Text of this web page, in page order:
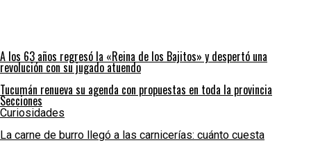
A los 63 años regresó la «Reina de los Bajitos» y despertó una
revolución con su jugado atuendo
Tucumán renueva su agenda con propuestas en toda la provincia
Secciones
Curiosidades
La carne de burro llegó a las carnicerías: cuánto cuesta